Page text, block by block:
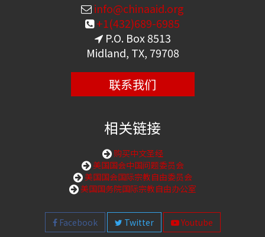
info@chinaaid.org
+1(432)689-6985
P.O. Box 8513
Midland, TX, 79708
联系我们
相关链接
购买中文圣经
美国国会中国问题委员会
美国国会国际宗教自由委员会
美国国务院国际宗教自由办公室
Facebook Twitter Youtube